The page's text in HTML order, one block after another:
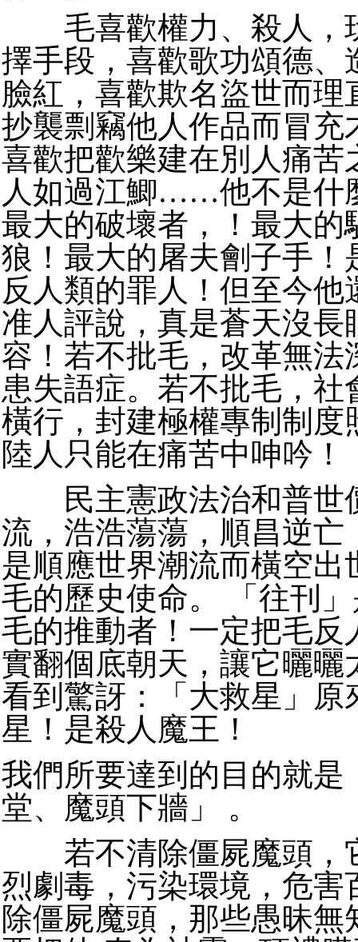
毛喜歡權力、殺人，
擇手段，喜歡歌功頌德、
臉紅，喜歡欺名盜世而理
抄襲剽竊他人作品而冒充
喜歡把歡樂建在別人痛苦
人如過江鯽……他不是什
最大的破壞者，！最大的
狼！最大的屠夫劊子手！
反人類的罪人！但至今他
准人評說，真是蒼天沒長
容！若不批毛，改革無法
患失語症。若不批毛，社
橫行，封建極權專制制度
陸人只能在痛苦中呻吟！
民主憲政法治和普世
流，浩浩蕩蕩，順昌逆亡
是順應世界潮流而橫空出
毛的歷史使命。 「往刊
毛的推動者！一定把毛反
實翻個底朝天，讓它曬曬
看到驚訝：「大救星」原
星！是殺人魔王！
我們所要達到的目的就是
堂、魔頭下牆」 。
若不清除僵屍魔頭，
烈劇毒，污染環境，危害
除僵屍魔頭，那些愚昧無